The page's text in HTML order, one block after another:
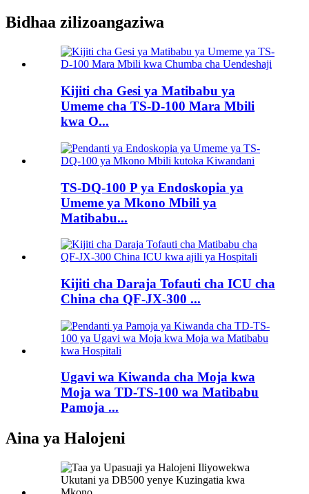
Bidhaa zilizoangaziwa
Kijiti cha Gesi ya Matibabu ya
Umeme cha TS-D-100 Mara Mbili
kwa O...
TS-DQ-100 P ya Endoskopia ya
Umeme ya Mkono Mbili ya
Matibabu...
Kijiti cha Daraja Tofauti cha ICU cha
China cha QF-JX-300 ...
Ugavi wa Kiwanda cha Moja kwa
Moja wa TD-TS-100 wa Matibabu
Pamoja ...
Aina ya Halojeni